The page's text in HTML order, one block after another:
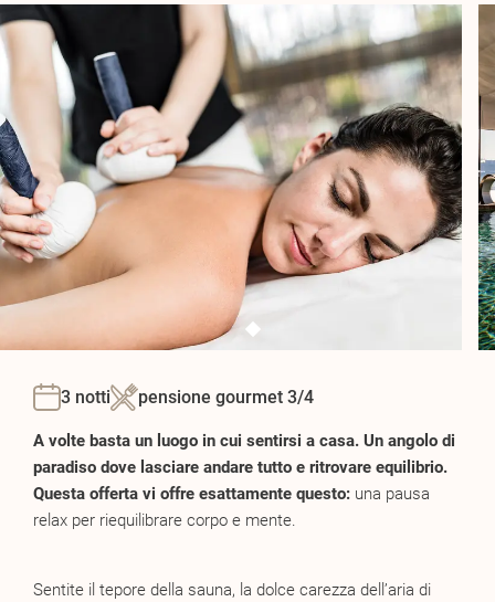
3 notti pensione gourmet 3/4
A volte basta un luogo in cui sentirsi a casa. Un angolo di
paradiso dove lasciare andare tutto e ritrovare equilibrio.
Questa offerta vi offre esattamente questo: una pausa
relax per riequilibrare corpo e mente.
Sentite il tepore della sauna, la dolce carezza dell’aria di